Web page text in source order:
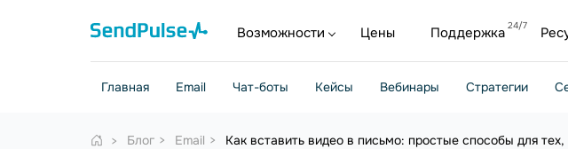
Возможности Цены Поддержка
Главная Email Чат-боты Кейсы Вебинары Стратегии
Блог Email Как вставить видео в письмо: простые способы для тех,